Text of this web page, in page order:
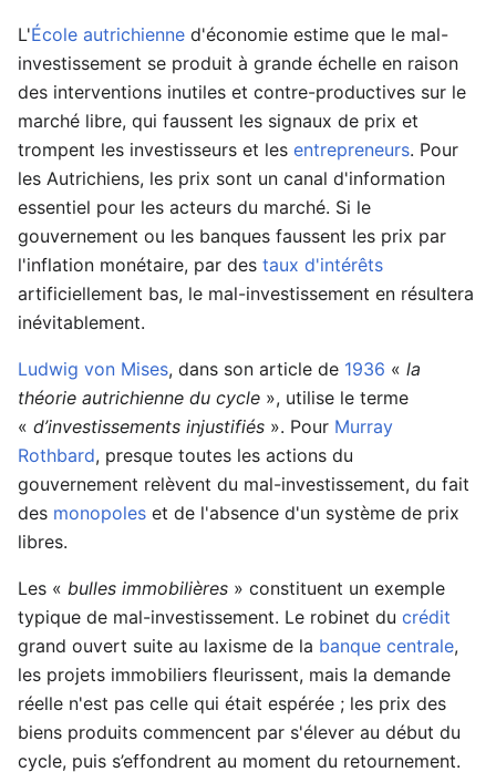
L'École autrichienne d'économie estime que le mal-
investissement se produit à grande échelle en raison
des interventions inutiles et contre-productives sur le
marché libre, qui faussent les signaux de prix et
trompent les investisseurs et les entrepreneurs. Pour
les Autrichiens, les prix sont un canal d'information
essentiel pour les acteurs du marché. Si le
gouvernement ou les banques faussent les prix par
l'inflation monétaire, par des taux d'intérêts
artificiellement bas, le mal-investissement en résultera
inévitablement.
Ludwig von Mises, dans son article de 1936 « la
théorie autrichienne du cycle », utilise le terme
« d’investissements injustifiés ». Pour Murray
Rothbard, presque toutes les actions du
gouvernement relèvent du mal-investissement, du fait
des monopoles et de l'absence d'un système de prix
libres.
Les « bulles immobilières » constituent un exemple
typique de mal-investissement. Le robinet du crédit
grand ouvert suite au laxisme de la banque centrale,
les projets immobiliers fleurissent, mais la demande
réelle n'est pas celle qui était espérée ; les prix des
biens produits commencent par s'élever au début du
cycle, puis s’effondrent au moment du retournement.